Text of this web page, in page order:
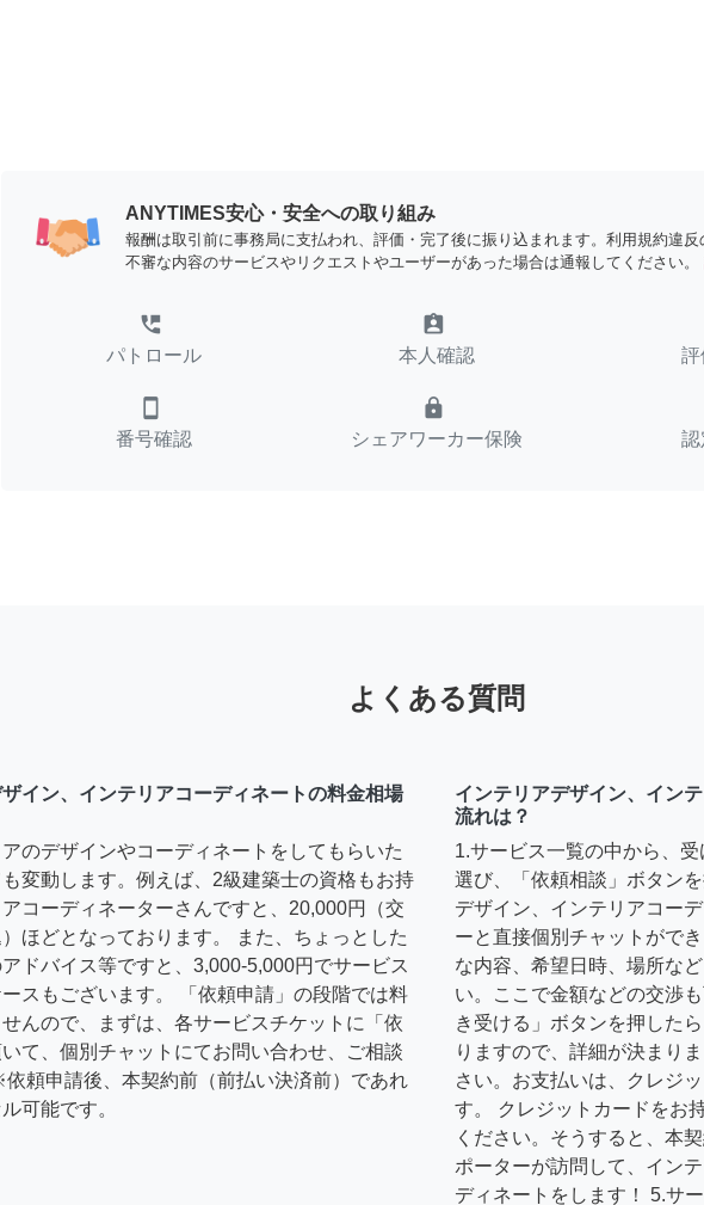
ANYTIMES安心・安全への取り組み
報酬は取引前に事務局に支払われ、評価・完了後に振り込まれます。利用規約違反
不審な内容のサービスやリクエストやユーザーがあった場合は通報してください。
perm_phone_msg
パトロール
assignment_ind
本人確認
smartphone
番号確認
lock
シェアワーカー保険
よくある質問
イン、インテリアコーディネートの料金相場
のデザインやコーディネートをしてもらいた
変動します。例えば、2級建築士の資格もお持
コーディネーターさんですと、20,000円（交
ほどとなっております。 また、ちょっとした
ドバイス等ですと、3,000-5,000円でサービス
スもございます。 「依頼申請」の段階では料
んので、まずは、各サービスチケットに「依
て、個別チャットにてお問い合わせ、ご相談
頼申請後、本契約前（前払い決済前）であれ
可能です。
インテリアデザイン、イン
流れは？
1.サービス一覧の中から、
選び、「依頼相談」ボタン
デザイン、インテリアコー
ーと直接個別チャットがで
な内容、希望日時、場所な
い。ここで金額などの交渉
き受ける」ボタンを押した
りますので、詳細が決まり
さい。お支払いは、クレジ
す。 クレジットカードをお
ください。そうすると、本
ポーターが訪問して、イン
ディネートをします！ 5.サ